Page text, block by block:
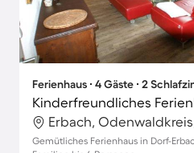
Ferienhaus ∙ 4 Gäste ∙ 2
Erbach,
Gemütliches Ferienhaus in Dorf-